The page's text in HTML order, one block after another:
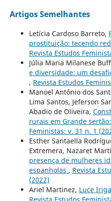
Artigos Semelhantes
Letícia Cardoso Barreto,
prostituição: tecendo
Revista Estudos
Júlia Maria Milanese
e diversidade: um
, Revista Estudos
Manoel Antônio dos
Lima Santos, Jeferson
Abadio de Oliveira,
rurais em Grande
Feministas: v. 31 n. 1
Esther Santaella
Extremera, Nazaret
presença de mulheres
espanholas , Revista
(2022)
Ariel Martinez, Luce
Revista Estudos